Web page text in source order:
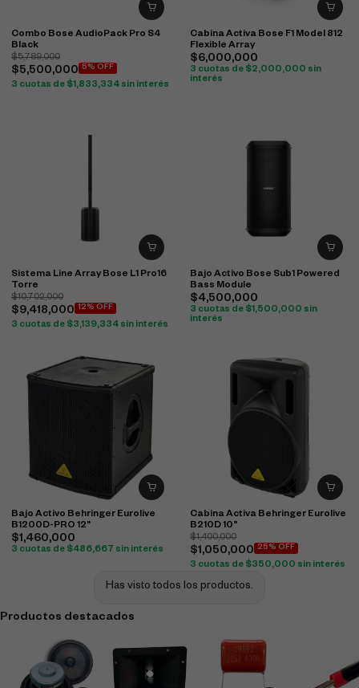
Combo Bose AudioPack Pro S4
Black
$5,789,000
$5,500,000 5% OFF
3 cuotas de $1,833,334 sin interés
Cabina Activa Bose F1 Model 812
Flexible Array
$6,000,000
3 cuotas de $2,000,000 sin
interés
Sistema Line Array Bose L1 Pro16
Torre
$10,702,000
$9,418,000 12% OFF
3 cuotas de $3,139,334 sin interés
Bajo Activo Bose Sub1 Powered
Bass Module
$4,500,000
3 cuotas de $1,500,000 sin
interés
Bajo Activo Behringer Eurolive
B1200D-PRO 12"
$1,460,000
3 cuotas de $486,667 sin interés
Cabina Activa Behringer Eurolive
B210D 10"
$1,400,000
$1,050,000 25% OFF
3 cuotas de $350,000 sin interés
Has visto todos los productos.
Productos destacados